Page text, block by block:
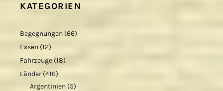
KATEGORIEN
Begegnungen (66)
Essen (12)
Fahrzeuge (18)
Länder (416)
Argentinien (5)